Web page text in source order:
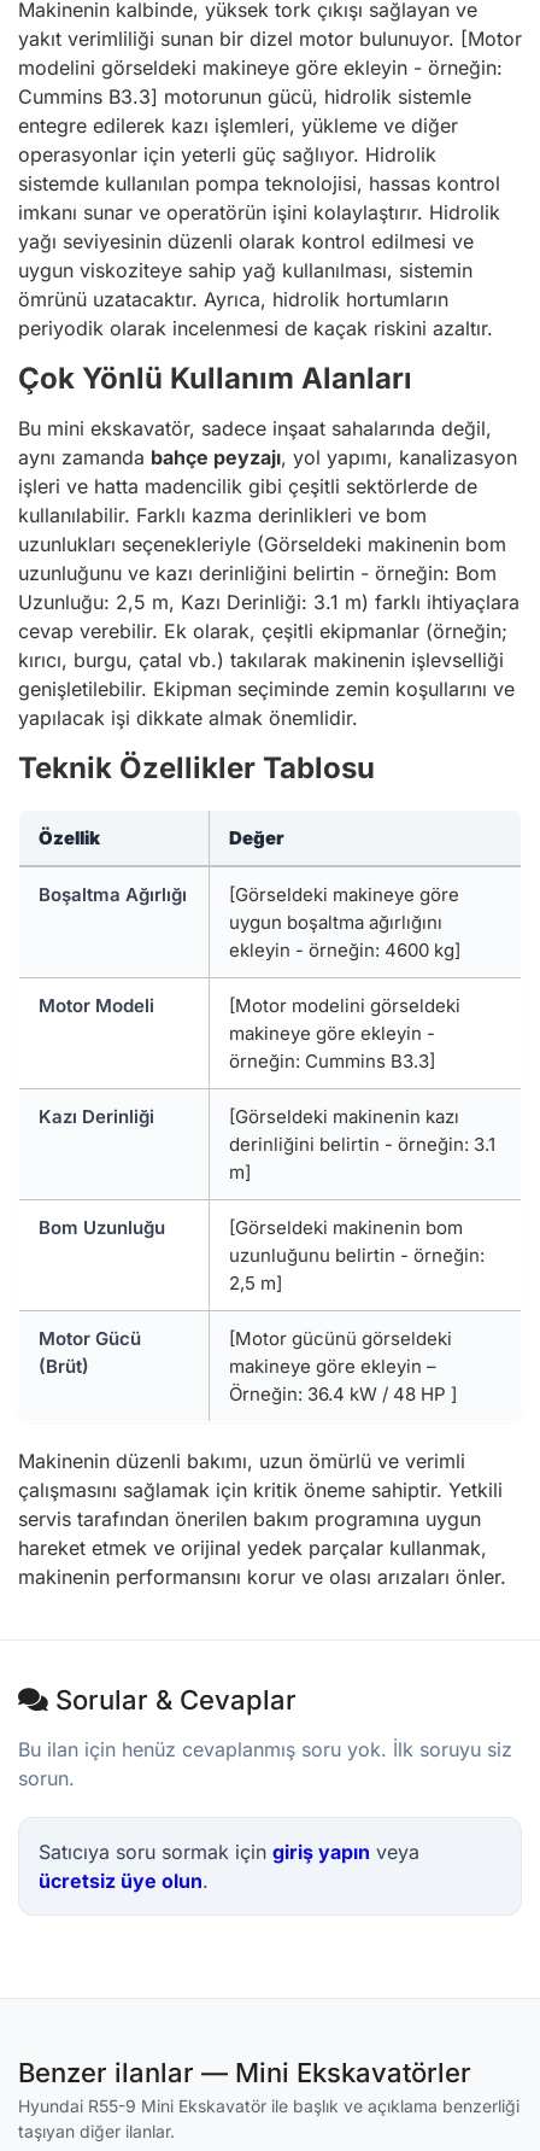
Makinenin kalbinde, yüksek tork çıkışı sağlayan ve
yakıt verimliliği sunan bir dizel motor bulunuyor. [Motor
modelini görseldeki makineye göre ekleyin - örneğin:
Cummins B3.3] motorunun gücü, hidrolik sistemle
entegre edilerek kazı işlemleri, yükleme ve diğer
operasyonlar için yeterli güç sağlıyor. Hidrolik
sistemde kullanılan pompa teknolojisi, hassas kontrol
imkanı sunar ve operatörün işini kolaylaştırır. Hidrolik
yağı seviyesinin düzenli olarak kontrol edilmesi ve
uygun viskoziteye sahip yağ kullanılması, sistemin
ömrünü uzatacaktır. Ayrıca, hidrolik hortumların
periyodik olarak incelenmesi de kaçak riskini azaltır.
Çok Yönlü Kullanım Alanları
Bu mini ekskavatör, sadece inşaat sahalarında değil,
aynı zamanda bahçe peyzajı, yol yapımı, kanalizasyon
işleri ve hatta madencilik gibi çeşitli sektörlerde de
kullanılabilir. Farklı kazma derinlikleri ve bom
uzunlukları seçenekleriyle (Görseldeki makinenin bom
uzunluğunu ve kazı derinliğini belirtin - örneğin: Bom
Uzunluğu: 2,5 m, Kazı Derinliği: 3.1 m) farklı ihtiyaçlara
cevap verebilir. Ek olarak, çeşitli ekipmanlar (örneğin;
kırıcı, burgu, çatal vb.) takılarak makinenin işlevselliği
genişletilebilir. Ekipman seçiminde zemin koşullarını ve
yapılacak işi dikkate almak önemlidir.
Teknik Özellikler Tablosu
Özellik Değer
Boşaltma Ağırlığı
[Görseldeki makineye göre
uygun boşaltma ağırlığını
ekleyin - örneğin: 4600 kg]
Motor Modeli
[Motor modelini görseldeki
makineye göre ekleyin -
örneğin: Cummins B3.3]
Kazı Derinliği
[Görseldeki makinenin kazı
derinliğini belirtin - örneğin: 3.1
m]
Bom Uzunluğu
[Görseldeki makinenin bom
uzunluğunu belirtin - örneğin:
2,5 m]
Motor Gücü
(Brüt)
[Motor gücünü görseldeki
makineye göre ekleyin –
Örneğin: 36.4 kW / 48 HP ]
Makinenin düzenli bakımı, uzun ömürlü ve verimli
çalışmasını sağlamak için kritik öneme sahiptir. Yetkili
servis tarafından önerilen bakım programına uygun
hareket etmek ve orijinal yedek parçalar kullanmak,
makinenin performansını korur ve olası arızaları önler.
Sorular & Cevaplar
Bu ilan için henüz cevaplanmış soru yok. İlk soruyu siz
sorun.
Satıcıya soru sormak için giriş yapın veya
ücretsiz üye olun.
Benzer ilanlar — Mini Ekskavatörler
Hyundai R55-9 Mini Ekskavatör ile başlık ve açıklama benzerliği
taşıyan diğer ilanlar.